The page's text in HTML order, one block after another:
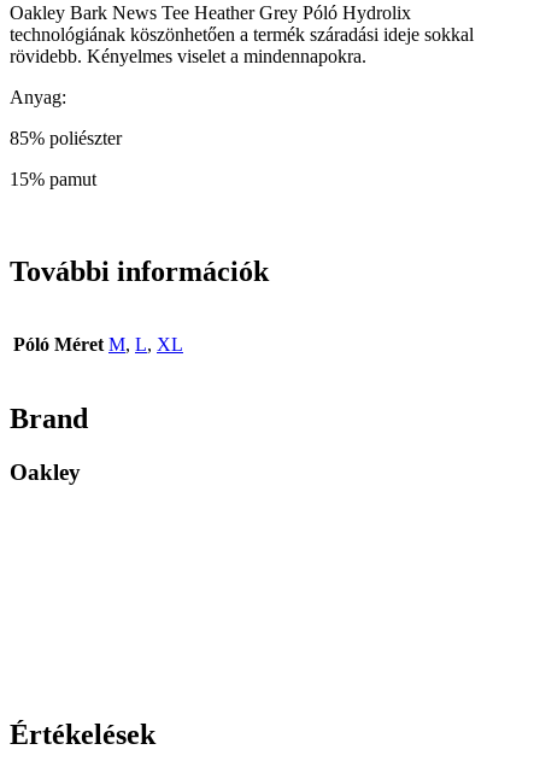
Oakley Bark News Tee Heather Grey Póló Hydrolix
technológiának köszönhetően a termék száradási ideje sokkal
rövidebb. Kényelmes viselet a mindennapokra.
Anyag:
85% poliészter
15% pamut
További információk
Póló Méret M, L, XL
Brand
Oakley
Értékelések